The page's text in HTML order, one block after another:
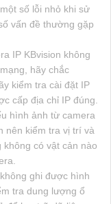
số lỗi nhỏ khi sử
vấn đề thường gặp
IP KBvision không
hãy chắc
kiểm tra cài đặt IP
cấp địa chỉ IP đúng.
hình ảnh từ camera
nên kiểm tra vị trí và
không có vật cản nào
ghi được hình
tra dung lượng ổ